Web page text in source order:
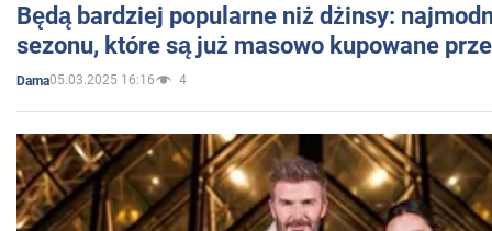
Będą bardziej popularne niż dżinsy:
sezonu, które są już masowo kupowane
Dama05.03.2025 16:16 4